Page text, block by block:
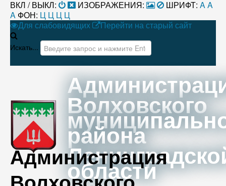
ВКЛ / ВЫКЛ: ИЗОБРАЖЕНИЯ: ШРИФТ: AA
A ФОН: Ц Ц Ц Ц
Для слабовидящих
Перейти на старый сайт
Искать...
Волховского
района
области
Администрация